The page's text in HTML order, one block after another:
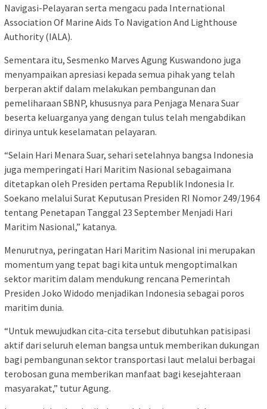
Navigasi-Pelayaran serta mengacu pada International
Association Of Marine Aids To Navigation And Lighthouse
Authority (IALA).
Sementara itu, Sesmenko Marves Agung Kuswandono juga
menyampaikan apresiasi kepada semua pihak yang telah
berperan aktif dalam melakukan pembangunan dan
pemeliharaan SBNP, khususnya para Penjaga Menara Suar
beserta keluarganya yang dengan tulus telah mengabdikan
dirinya untuk keselamatan pelayaran.
“Selain Hari Menara Suar, sehari setelahnya bangsa Indonesia
juga memperingati Hari Maritim Nasional sebagaimana
ditetapkan oleh Presiden pertama Republik Indonesia Ir.
Soekano melalui Surat Keputusan Presiden RI Nomor 249/1964
tentang Penetapan Tanggal 23 September Menjadi Hari
Maritim Nasional,” katanya.
Menurutnya, peringatan Hari Maritim Nasional ini merupakan
momentum yang tepat bagi kita untuk mengoptimalkan
sektor maritim dalam mendukung rencana Pemerintah
Presiden Joko Widodo menjadikan Indonesia sebagai poros
maritim dunia.
“Untuk mewujudkan cita-cita tersebut dibutuhkan patisipasi
aktif dari seluruh eleman bangsa untuk memberikan dukungan
bagi pembangunan sektor transportasi laut melalui berbagai
terobosan guna memberikan manfaat bagi kesejahteraan
masyarakat,” tutur Agung.